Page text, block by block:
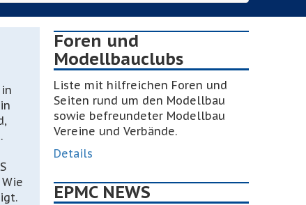
Foren und
Modellbauclubs
Liste mit hilfreichen Foren und
Seiten rund um den Modellbau
sowie befreundeter Modellbau
Vereine und Verbände.
Details
EPMC NEWS